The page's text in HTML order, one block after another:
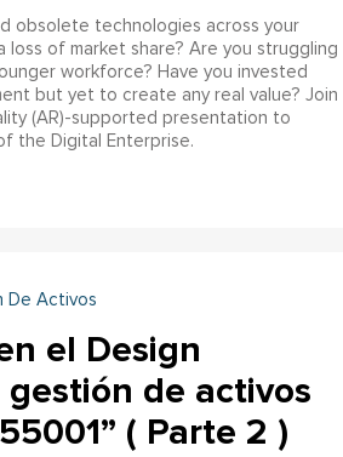
obsolete technologies across your
loss of market share? Are you struggling
workforce? Have you invested
but yet to create any real value? Join
(AR)-supported presentation to
the Digital Enterprise.
De Activos
el Design
de activos
( Parte 2 )